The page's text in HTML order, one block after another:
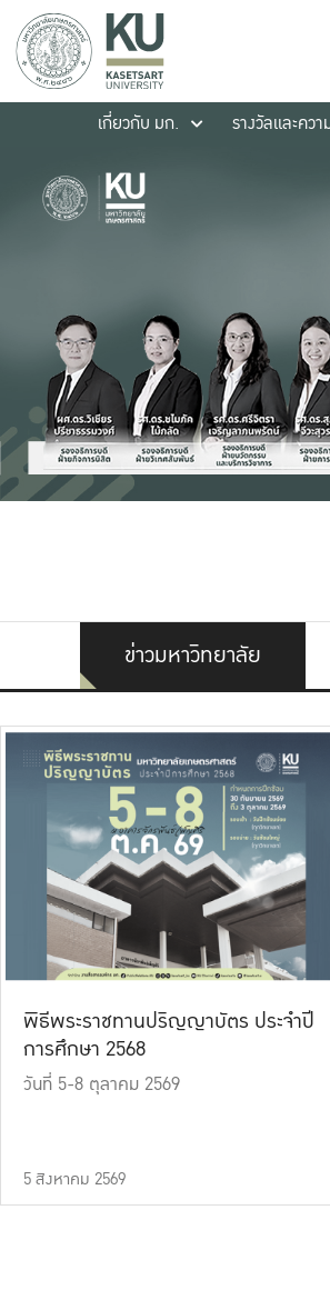
เกี่ยวกับ มก.
รางวัลและคว
ข่าวมหาวิทยาลัย
พิธีพระราชทานปริญญาบัตร ประจำปี
การศึกษา 2568
วันที่ 5-8 ตุลาคม 2569
5 สิงหาคม 2569